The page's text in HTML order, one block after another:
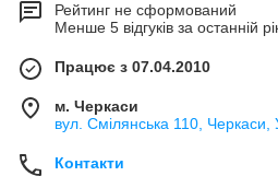
Рейтинг не сформований
Менше 5 відгуків за останній
Працює з 07.04.2010
м. Черкаси
вул. Смілянська 110, Черкаси,
Контакти